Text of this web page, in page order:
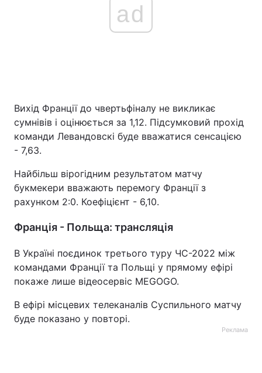
ad
Вихід Франції до чвертьфіналу не викликає
сумнівів і оцінюється за 1,12. Підсумковий прохід
команди Левандовскі буде вважатися сенсацією
- 7,63.
Найбільш вірогідним результатом матчу
букмекери вважають перемогу Франції з
рахунком 2:0. Коефіцієнт - 6,10.
Франція - Польща: трансляція
В Україні поєдинок третього туру ЧС-2022 між
командами Франції та Польщі у прямому ефірі
покаже лише відеосервіс MEGOGO.
В ефірі місцевих телеканалів Суспильного матчу
буде показано у повторі.
Реклама